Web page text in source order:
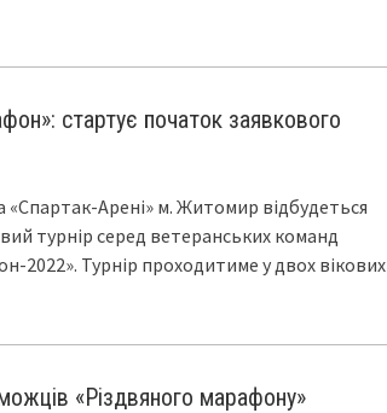
стартує початок заявкового
«Спартак-Арені» м. Житомир відбудеться
турнір серед ветеранських команд
2022». Турнір проходитиме у двох вікових
«Різдвяного марафону»